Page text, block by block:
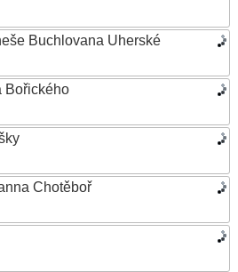
Buchlovana Uherské
Bořického
Chotěboř